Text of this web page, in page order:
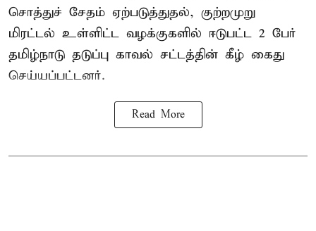
சொத்துச் சேதம் ஏற்படுத்துதல், குற்றமுறு
மிரட்டல் உள்ளிட்ட வழக்குகளில் ஈடுபட்ட 2 பேர்
தமிழ்நாடு தடுப்பு காவல் சட்டத்தின் கீழ் கைது
செய்யப்பட்டனர்.
Read More